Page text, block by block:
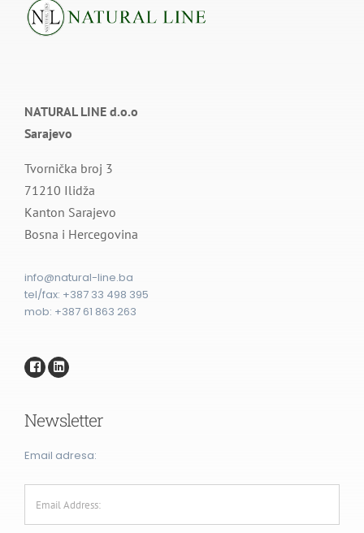
NATURAL LINE d.o.o
Sarajevo
Tvornička broj 3
71210 Ilidža
Kanton Sarajevo
Bosna i Hercegovina
info@natural-line.ba
tel/fax: ⁨+387 33 498 395⁩
mob: +387 61 863 263
Newsletter
Email adresa: